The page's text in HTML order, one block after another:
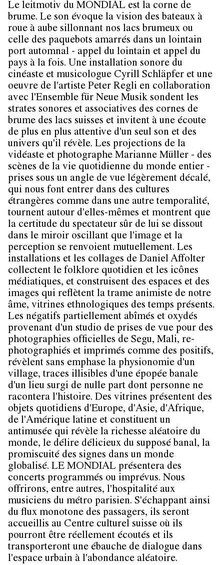
Le leitmotiv du MONDIAL est la corne de
brume. Le son évoque la vision des bateaux à
roue à aube sillonnant nos lacs brumeux ou
celle des paquebots amarrés dans un lointain
port automnal - appel du lointain et appel du
pays à la fois. Une installation sonore du
cinéaste et musicologue Cyrill Schläpfer et une
oeuvre de l'artiste Peter Regli en collaboration
avec l'Ensemble für Neue Musik sondent les
strates sonores et associatives des cornes de
brume des lacs suisses et invitent à une écoute
de plus en plus attentive d'un seul son et des
univers qu'il révèle. Les projections de la
vidéaste et photographe Marianne Müller - des
scènes de la vie quotidienne du monde entier -
prises sous un angle de vue légèrement décalé,
qui nous font entrer dans des cultures
étrangères comme dans une autre temporalité,
tournent autour d'elles-mêmes et montrent que
la certitude du spectateur sûr de lui se dissout
dans le miroir oscillant que l'image et la
perception se renvoient mutuellement. Les
installations et les collages de Daniel Affolter
collectent le folklore quotidien et les icônes
médiatiques, et construisent des espaces et des
images qui reflètent la trame animiste de notre
âme, vitrines ethnologiques des temps présents.
Les négatifs partiellement abîmés et oxydés
provenant d'un studio de prises de vue pour des
photographies officielles de Segu, Mali, re-
photographiés et imprimés comme des positifs,
révèlent sans emphase la physionomie d'un
village, traces illisibles d'une épopée banale
d'un lieu surgi de nulle part dont personne ne
racontera l'histoire. Des vitrines présentent des
objets quotidiens d'Europe, d'Asie, d'Afrique,
de l'Amérique latine et constituent un
antimusée qui révèle la richesse aléatoire du
monde, le délire délicieux du supposé banal, la
promiscuité des signes dans un monde
globalisé. LE MONDIAL présentera des
concerts programmés ou imprévus. Nous
offrirons, entre autres, l'hospitalité aux
musiciens du métro parisien. S'échappant ainsi
du flux monotone des passagers, ils seront
accueillis au Centre culturel suisse où ils
pourront être réellement écoutés et ils
transporteront une ébauche de dialogue dans
l'espace urbain à l'abondance aléatoire.